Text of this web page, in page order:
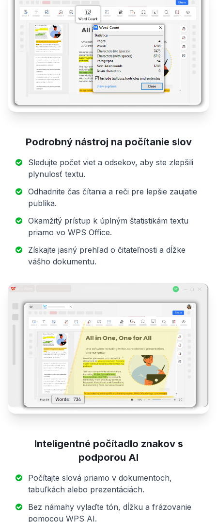
Podrobný nástroj na počítanie slov
Sledujte počet viet a odsekov, aby ste zlepšili
plynulosť textu.
Odhadnite čas čítania a reči pre lepšie zaujatie
publika.
Okamžitý prístup k úplným štatistikám textu
priamo vo WPS Office.
Získajte jasný prehľad o čitateľnosti a dĺžke
vášho dokumentu.
Inteligentné počítadlo znakov s
podporou AI
Počítajte slová priamo v dokumentoch,
tabuľkách alebo prezentáciách.
Bez námahy vylaďte tón, dĺžku a frázovanie
pomocou WPS AI.